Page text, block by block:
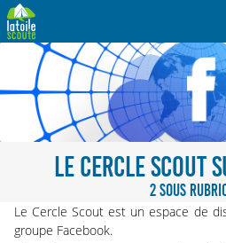
LE CERCLE SCOUT
2 SOUS
Le Cercle Scout est un espace de
groupe Facebook.